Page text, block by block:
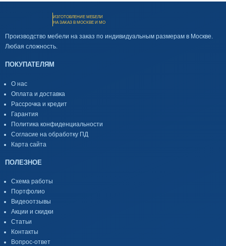
ИЗГОТОВЛЕНИЕ МЕБЕЛИ
НА ЗАКАЗ В МОСКВЕ И МО
Производство мебели на заказ по индивидуальным размерам в Москве.
Любая сложность.
ПОКУПАТЕЛЯМ
О нас
Оплата и доставка
Рассрочка и кредит
Гарантия
Политика конфиденциальности
Согласие на обработку ПД
Карта сайта
ПОЛЕЗНОЕ
Схема работы
Портфолио
Видеоотзывы
Акции и скидки
Статьи
Контакты
Вопрос-ответ